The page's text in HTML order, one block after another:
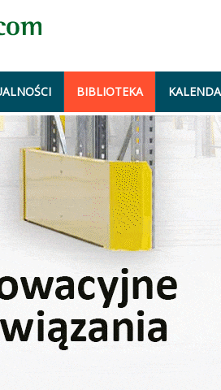
BIBLIOTEKA